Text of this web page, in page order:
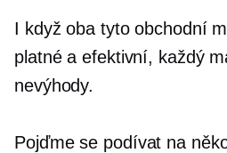
I když oba tyto obchodní
platné a efektivní, každý
nevýhody.
Pojďme se podívat na